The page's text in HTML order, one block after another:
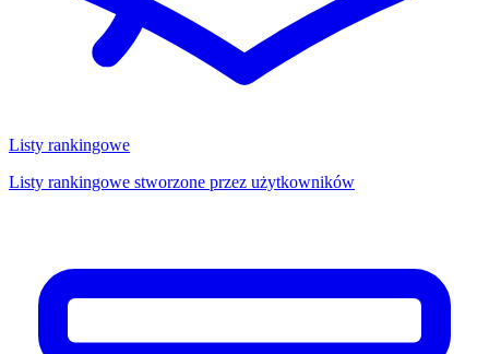
Listy rankingowe
Listy rankingowe stworzone przez użytkowników